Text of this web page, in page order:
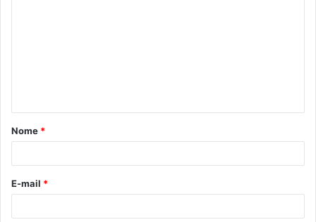
Nome *
E-mail *